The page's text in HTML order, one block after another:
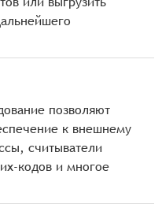
позволяют
к внешнему
считыватели
кодов и многое